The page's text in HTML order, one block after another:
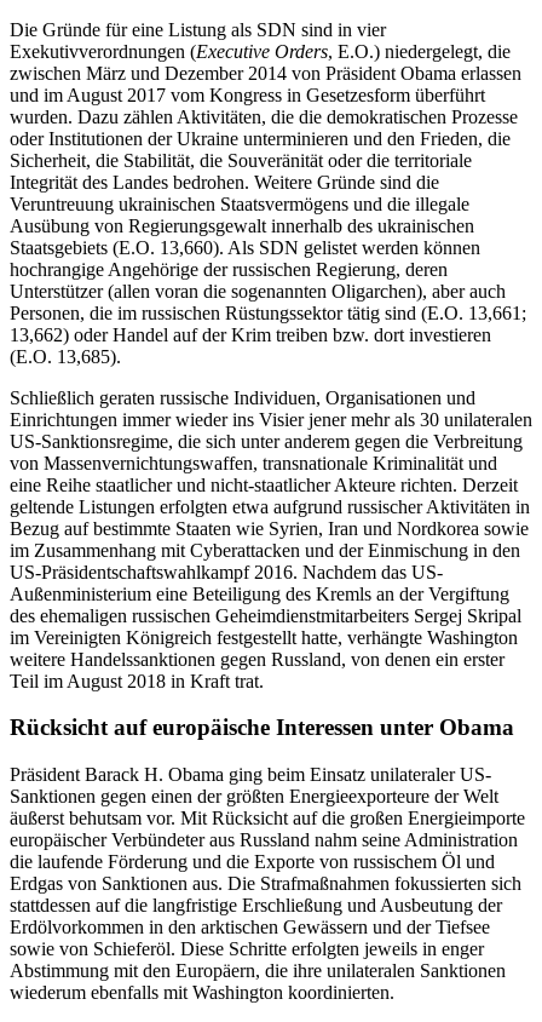
Die Gründe für eine Listung als SDN sind in vier
Exekutivverordnungen (Executive Orders, E.O.) niedergelegt, die
zwi­schen März und Dezember 2014 von Präsident Obama erlassen
und im August 2017 vom Kongress in Gesetzesform überführt
wurden. Dazu zählen Aktivitäten, die die demokratischen Prozesse
oder Institutionen der Ukraine unterminieren und den Frieden, die
Sicher­heit, die Stabilität, die Souveränität oder die territoriale
Integrität des Landes bedrohen. Weitere Gründe sind die
Veruntreuung ukrainischen Staatsvermögens und die il­le­gale
Ausübung von Regierungsgewalt inner­halb des ukrainischen
Staatsgebiets (E.O. 13,660). Als SDN gelistet werden können
hochrangige Angehörige der russischen Re­gie­rung, deren
Unterstützer (allen voran die sogenannten Olig­archen), aber auch
Perso­nen, die im russischen Rüstungssektor tätig sind (E.O. 13,661;
13,662) oder Handel auf der Krim treiben bzw. dort investieren
(E.O. 13,685).
Schließlich geraten russische Individuen, Organisationen und
Einrichtungen immer wieder ins Visier jener mehr als 30 unilate­ralen
US-Sanktionsregime, die sich unter anderem gegen die Verbreitung
von Mas­sen­vernichtungswaffen, transnationale Kriminalität und
eine Reihe staatlicher und nicht-staatlicher Akteure richten. Derzeit
geltende Listungen erfolgten etwa aufgrund russischer Aktivitäten in
Bezug auf be­stimmte Staaten wie Syrien, Iran und Nord­korea sowie
im Zusammenhang mit Cyber­attacken und der Einmischung in den
US-Präsidentschaftswahlkampf 2016. Nachdem das US-
Außenministerium eine Beteiligung des Kremls an der Vergiftung
des ehemali­gen russischen Geheimdienstmitarbeiters Sergej Skripal
im Vereinigten Königreich festgestellt hatte, verhängte Washington
weitere Handelssanktionen gegen Russland, von denen ein erster
Teil im August 2018 in Kraft trat.
Rücksicht auf europäische Interessen unter Obama
Präsident Barack H. Obama ging beim Ein­satz unilateraler US-
Sanktionen gegen einen der größten Energieexporteure der Welt
äußerst behutsam vor. Mit Rücksicht auf die großen Energieimporte
euro­päi­scher Verbündeter aus Russland nahm seine Administration
die laufende Förderung und die Exporte von russischem Öl und
Erdgas von Sanktionen aus. Die Straf­maßnahmen fokussierten sich
stattdessen auf die langfristige Erschließung und Aus­beutung der
Erdölvorkommen in den ark­ti­schen Gewässern und der Tiefsee
sowie von Schieferöl. Diese Schritte erfolgten jeweils in enger
Abstimmung mit den Europäern, die ihre unilateralen Sanktionen
wiederum ebenfalls mit Washington koordinierten.